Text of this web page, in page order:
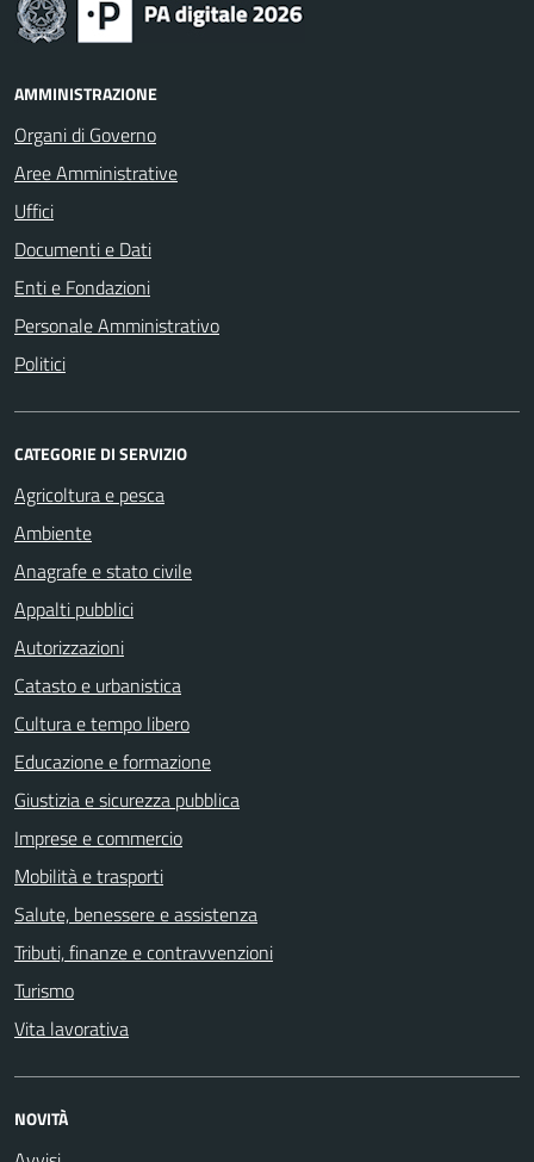
AMMINISTRAZIONE
Organi di Governo
Aree Amministrative
Uffici
Documenti e Dati
Enti e Fondazioni
Personale Amministrativo
Politici
CATEGORIE DI SERVIZIO
Agricoltura e pesca
Ambiente
Anagrafe e stato civile
Appalti pubblici
Autorizzazioni
Catasto e urbanistica
Cultura e tempo libero
Educazione e formazione
Giustizia e sicurezza pubblica
Imprese e commercio
Mobilità e trasporti
Salute, benessere e assistenza
Tributi, finanze e contravvenzioni
Turismo
Vita lavorativa
NOVITÀ